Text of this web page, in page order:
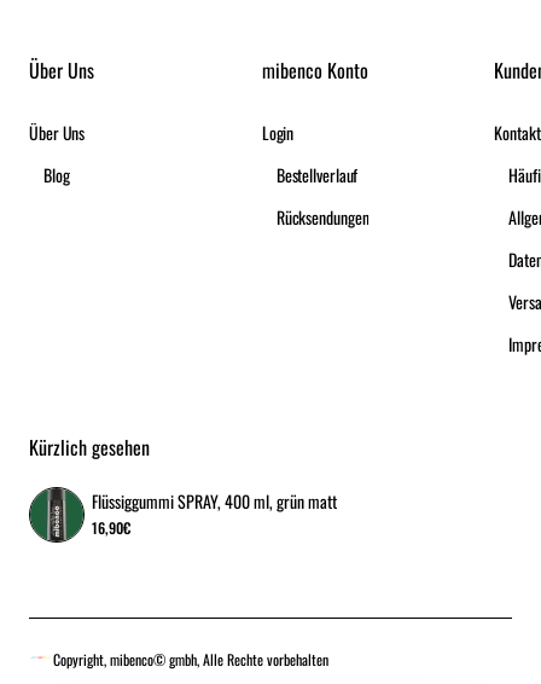
Über Uns
Über Uns
Blog
mibenco Konto
Login
Bestellverlauf
Rücksendungen
Kontakt
Kürzlich gesehen
Flüssiggummi SPRAY, 400 ml, grün matt
16,90€
Copyright, mibenco© gmbh, Alle Rechte vorbehalten